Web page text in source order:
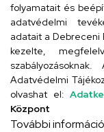
UD
folyamatait és
adatvédelmi
adatait a Debreceni
kezelte,
Adatvédelmi
olvashat el:
Központ
További